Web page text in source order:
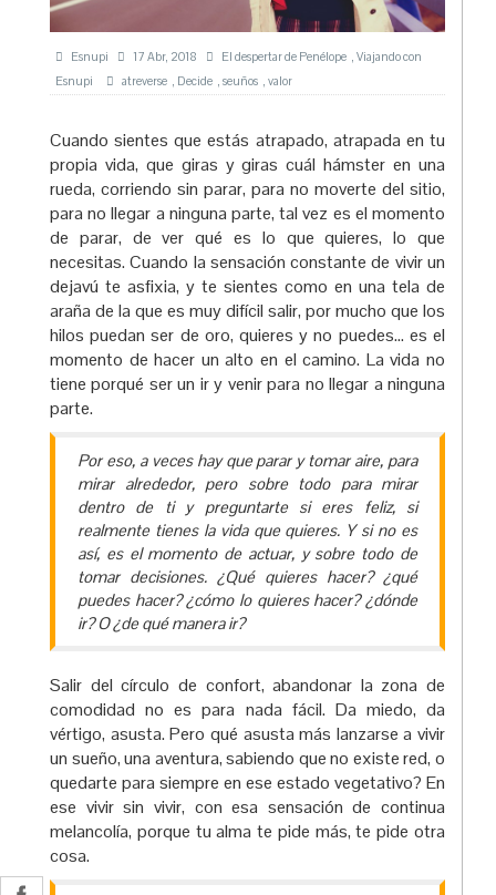
Esnupi 17 Abr, 2018 El despertar de Penélope , Viajando con
Esnupi
atreverse , Decide , seuños , valor
Cuando sientes que estás atrapado, atrapada en tu
propia vida, que giras y giras cuál hámster en una
rueda, corriendo sin parar, para no moverte del sitio,
para no llegar a ninguna parte, tal vez es el momento
de parar, de ver qué es lo que quieres, lo que
necesitas. Cuando la sensación constante de vivir un
dejavú te asfixia, y te sientes como en una tela de
araña de la que es muy difícil salir, por mucho que los
hilos puedan ser de oro, quieres y no puedes… es el
momento de hacer un alto en el camino. La vida no
tiene porqué ser un ir y venir para no llegar a ninguna
parte.
Por eso, a veces hay que parar y tomar aire, para
mirar alrededor, pero sobre todo para mirar
dentro de ti y preguntarte si eres feliz, si
realmente tienes la vida que quieres. Y si no es
así, es el momento de actuar, y sobre todo de
tomar decisiones. ¿Qué quieres hacer? ¿qué
puedes hacer? ¿cómo lo quieres hacer? ¿dónde
ir? O ¿de qué manera ir?
Salir del círculo de confort, abandonar la zona de
comodidad no es para nada fácil. Da miedo, da
vértigo, asusta. Pero qué asusta más lanzarse a vivir
un sueño, una aventura, sabiendo que no existe red, o
quedarte para siempre en ese estado vegetativo? En
ese vivir sin vivir, con esa sensación de continua
melancolía, porque tu alma te pide más, te pide otra
cosa.